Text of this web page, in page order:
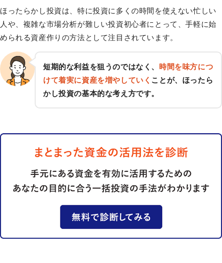
ほったらかし投資は、特に投資に多くの時間を使えない忙しい
人や、複雑な市場分析が難しい投資初心者にとって、手軽に始
められる資産作りの方法として注目されています。
短期的な利益を狙うのではなく、 時間を味方につ
けて着実に資産を増やしていく ことが、ほったら
かし投資の基本的な考え方です。